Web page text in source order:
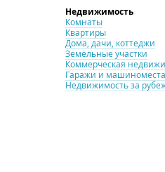
Недвижимость
Комнаты
Квартиры
Дома, дачи, коттеджи
Земельные участки
Коммерческая
Гаражи и машиноместа
Недвижимость за